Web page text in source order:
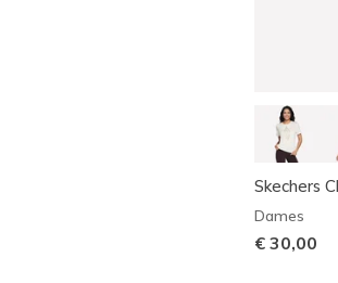
Skechers
Dames
€ 30,00